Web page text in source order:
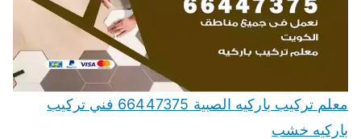
معلم تركيب باركيه الصبية 66447375 فني تركيب
باركيه خشب